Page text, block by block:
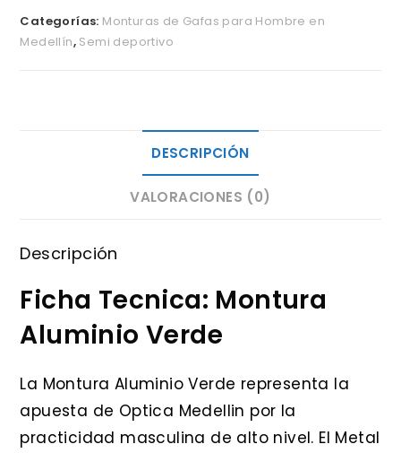
Categorías: Monturas de Gafas para Hombre en
Medellín, Semi deportivo
DESCRIPCIÓN
VALORACIONES (0)
Descripción
Ficha Tecnica: Montura
Aluminio Verde
La Montura Aluminio Verde representa la
apuesta de Optica Medellin por la
practicidad masculina de alto nivel. El Metal